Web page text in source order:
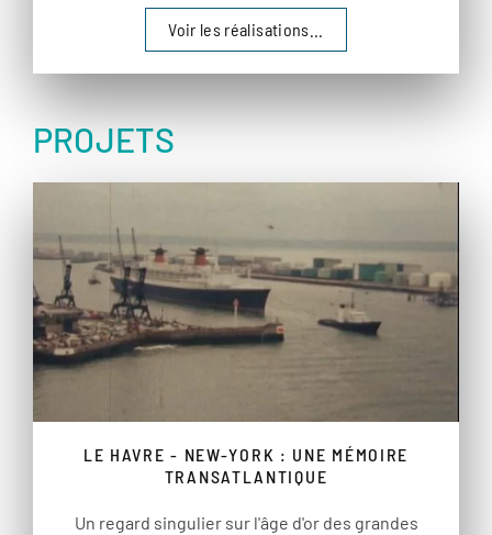
Voir les réalisations...
PROJETS
LE HAVRE - NEW-YORK : UNE MÉMOIRE
TRANSATLANTIQUE
Un regard singulier sur l'âge d'or des grandes